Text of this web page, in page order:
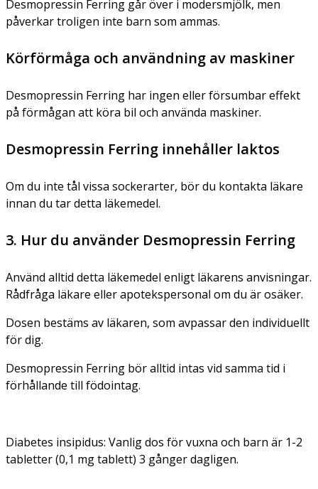
Desmopressin Ferring går över i modersmjölk, men
påverkar troligen inte barn som ammas.
Körförmåga och användning av maskiner
Desmopressin Ferring har ingen eller försumbar effekt
på förmågan att köra bil och använda maskiner.
Desmopressin Ferring innehåller laktos
Om du inte tål vissa sockerarter, bör du kontakta läkare
innan du tar detta läkemedel.
3. Hur du använder Desmopressin Ferring
Använd alltid detta läkemedel enligt läkarens anvisningar.
Rådfråga läkare eller apotekspersonal om du är osäker.
Dosen bestäms av läkaren, som avpassar den individuellt
för dig.
Desmopressin Ferring bör alltid intas vid samma tid i
förhållande till födointag.
Diabetes insipidus: Vanlig dos för vuxna och barn är 1-2
tabletter (0,1 mg tablett) 3 gånger dagligen.